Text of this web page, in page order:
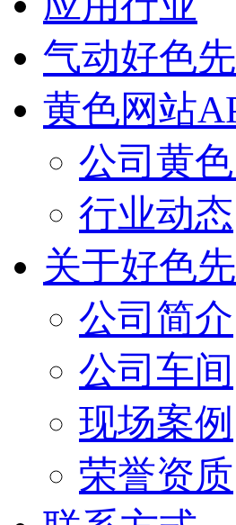
气动好色
黄色网站
公司黄
行业动态
关于好色
公司简介
公司车间
现场案例
荣誉资质